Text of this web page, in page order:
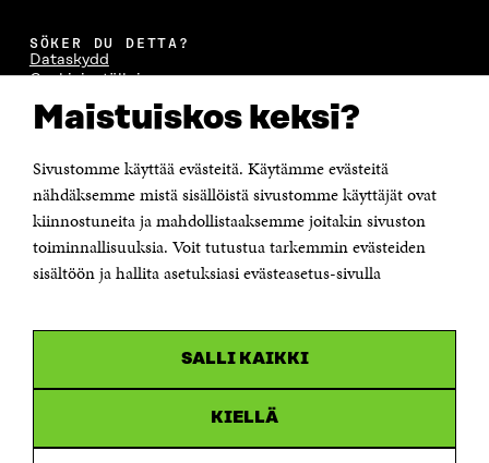
Maistuiskos keksi?
Sivustomme käyttää evästeitä. Käytämme evästeitä
nähdäksemme mistä sisällöistä sivustomme käyttäjät ovat
kiinnostuneita ja mahdollistaaksemme joitakin sivuston
toiminnallisuuksia. Voit tutustua tarkemmin evästeiden
sisältöön ja hallita asetuksiasi evästeasetus-sivulla
SALLI KAIKKI
KIELLÄ
SÖKER DU DETTA?
Dataskydd
Cookieinställningar
Rapporteringskanal
Tillgänglighetsutredning
KONTAKTA OSS
Jubileumsfonden för Finlands självständighet Sitra
Östersjögatan 11–13, PB 160,
00181 Helsingfors
Personalens e-postadresser har formen:
fornamn.efternamn@sitra.fi
Öppnas